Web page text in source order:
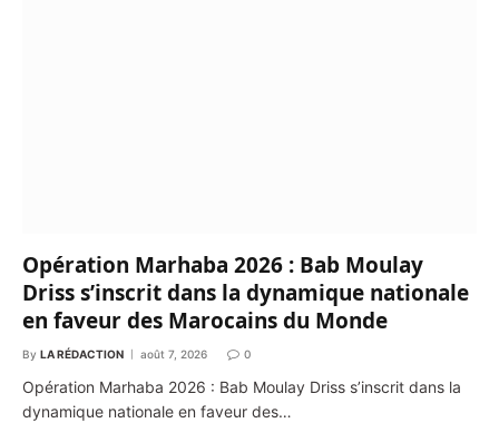
Opération Marhaba 2026 : Bab Moulay
Driss s’inscrit dans la dynamique nationale
en faveur des Marocains du Monde
By LA RÉDACTION août 7, 2026 0
Opération Marhaba 2026 : Bab Moulay Driss s’inscrit dans la
dynamique nationale en faveur des…